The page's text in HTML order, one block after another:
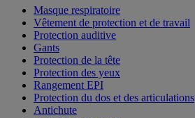
Masque respiratoire
Vêtement de protection et de travail
Protection auditive
Gants
Protection de la tête
Protection des yeux
Rangement EPI
Protection du dos et des articulations
Antichute